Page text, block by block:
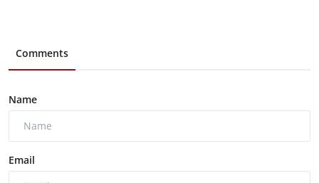
Comments
Name
Email